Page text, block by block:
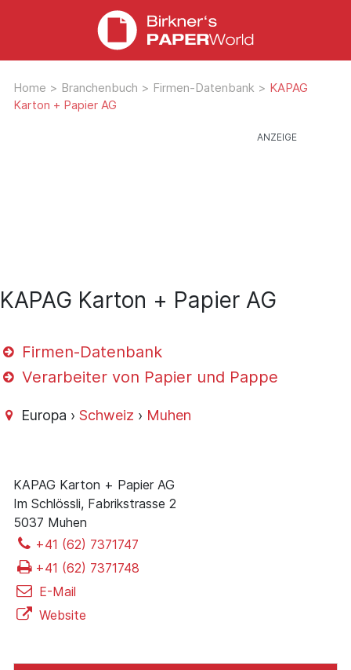
Home > Branchenbuch > Firmen-Datenbank > KAPAG
Karton + Papier AG
KAPAG Karton + Papier AG
Firmen-Datenbank
Verarbeiter von Papier und Pappe
Europa ›Schweiz › Muhen
KAPAG Karton + Papier AG
Im Schlössli, Fabrikstrasse 2
5037 Muhen
+41 (62) 7371747
+41 (62) 7371748
E-Mail
Website